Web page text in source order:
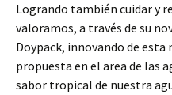
Logrando también cuidar y
valoramos, a través de su
Doypack, innovando de esta
propuesta en el area de las
sabor tropical de nuestra